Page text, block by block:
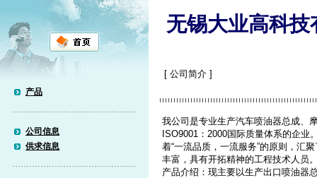
产品
公司信息
供求信息
无锡大业高科技
[ 公司简介 ]
我公司是专业生产汽车喷油器总成、
ISO9001：2000国际质量体系的企
着“一流品质，一流服务”的原则，汇
丰富，具有开拓精神的工程技术人员
产品介绍：现主要以生产出口喷油器